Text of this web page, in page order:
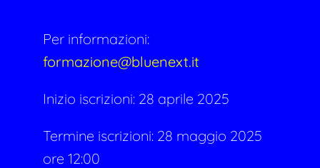
Per informazioni:
formazione@bluenext.it
Inizio iscrizioni: 28 aprile 2025
Termine iscrizioni: 28 maggio 2025
ore 12:00